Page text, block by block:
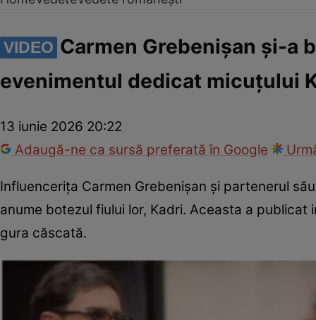
VIDEO Carmen Grebenișan și-a
evenimentul dedicat micuțului
13 iunie 2026 20:22
Adaugă-ne ca sursă preferată în Google
Influencerița Carmen Grebenișan și partenerul
anume botezul fiului lor, Kadri. Aceasta a
gura căscată.